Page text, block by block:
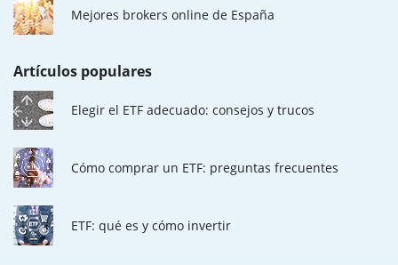
Mejores brokers online de España
Artículos populares
Elegir el ETF adecuado: consejos y trucos
Cómo comprar un ETF: preguntas frecuentes
ETF: qué es y cómo invertir